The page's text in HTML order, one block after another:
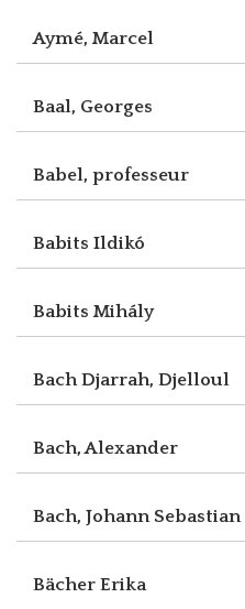
Aymé, Marcel
Baal, Georges
Babel, professeur
Babits Ildikó
Babits Mihály
Bach Djarrah, Djelloul
Bach, Alexander
Bach, Johann Sebastian
Bächer Erika